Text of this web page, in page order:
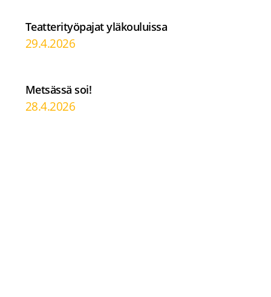
Teatterityöpajat yläkouluissa
29.4.2026
Metsässä soi!
28.4.2026